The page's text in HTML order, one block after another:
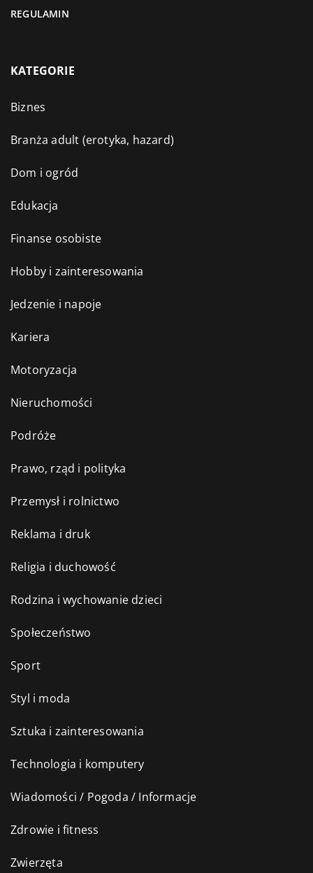
REGULAMIN
KATEGORIE
Biznes
Branża adult (erotyka, hazard)
Dom i ogród
Edukacja
Finanse osobiste
Hobby i zainteresowania
Jedzenie i napoje
Kariera
Motoryzacja
Nieruchomości
Podróże
Prawo, rząd i polityka
Przemysł i rolnictwo
Reklama i druk
Religia i duchowość
Rodzina i wychowanie dzieci
Społeczeństwo
Sport
Styl i moda
Sztuka i zainteresowania
Technologia i komputery
Wiadomości / Pogoda / Informacje
Zdrowie i fitness
Zwierzęta